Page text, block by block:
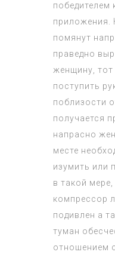
победителем
приложения.
помянут
праведно
женщину, тот
поступить
поблизости
получается
напрасно
месте
изумить или
в такой
компрессор
подивлен а
туман
отношением